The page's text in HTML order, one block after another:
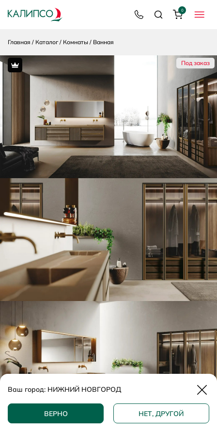
МЕНЮ
8 800 200 92 39
ПоискКорзина
0
Главная Каталог Комнаты Ванная
КУПИТЬ В 1 КЛИК
Premium
Под заказ
Ваш город: НИЖНИЙ НОВГОРОД
ВЕРНО НЕТ, ДРУГОЙ